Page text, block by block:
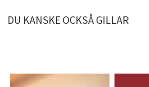
DU KANSKE OCKSÅ GILLAR